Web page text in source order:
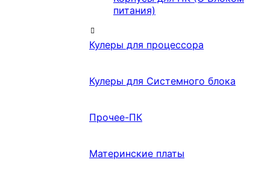
питания)
Кулеры для процессора
Кулеры для Системного блока
Прочее-ПК
Материнские платы